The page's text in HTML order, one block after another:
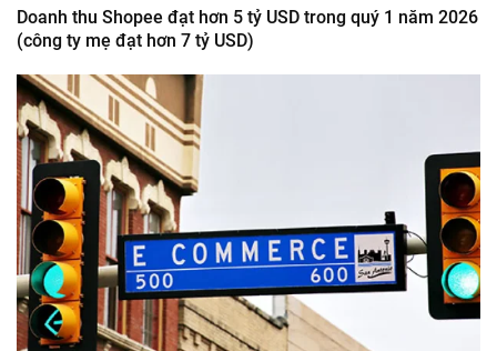
Doanh thu Shopee đạt hơn 5 tỷ USD trong quý 1 năm 2026
(công ty mẹ đạt hơn 7 tỷ USD)